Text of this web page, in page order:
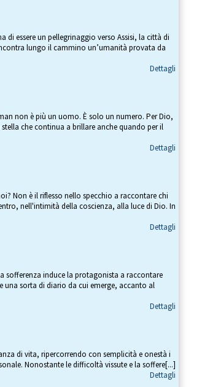
essere un pellegrinaggio verso Assisi, la città di
lungo il cammino un’umanità provata da
Dettagli
non è più un uomo. È solo un numero. Per Dio,
che continua a brillare anche quando per il
Dettagli
Non è il riflesso nello specchio a raccontare chi
nell'intimità della coscienza, alla luce di Dio. In
Dettagli
sofferenza induce la protagonista a raccontare
una sorta di diario da cui emerge, accanto al
Dettagli
di vita, ripercorrendo con semplicità e onestà i
Nonostante le difficoltà vissute e la soffere[...]
Dettagli